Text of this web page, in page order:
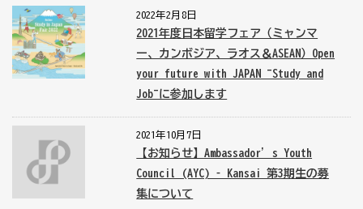
2022年2月8日
2021年度日本留学フェア（ミャンマ
ー、カンボジア、ラオス＆ASEAN）Open
your future with JAPAN ~Study and
Job~に参加します
2021年10月7日
【お知らせ】Ambassador’s Youth
Council (AYC) – Kansai 第3期生の募
集について